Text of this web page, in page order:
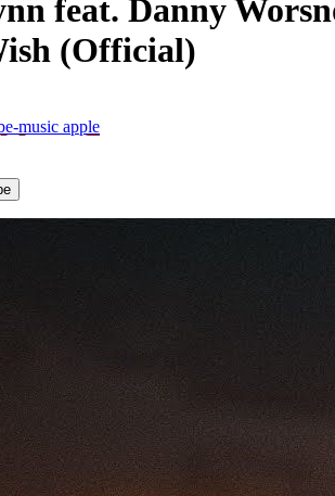
feat. Danny
(Official)
music apple